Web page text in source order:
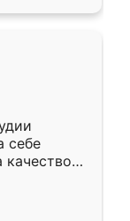
себе
качеством
почти